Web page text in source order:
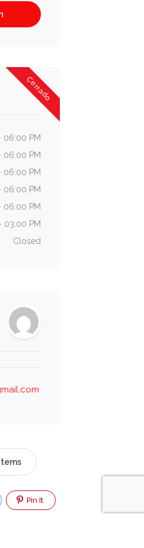
Cerrado
06:00 PM
06:00 PM
06:00 PM
06:00 PM
06:00 PM
03:00 PM
Closed
Pin It